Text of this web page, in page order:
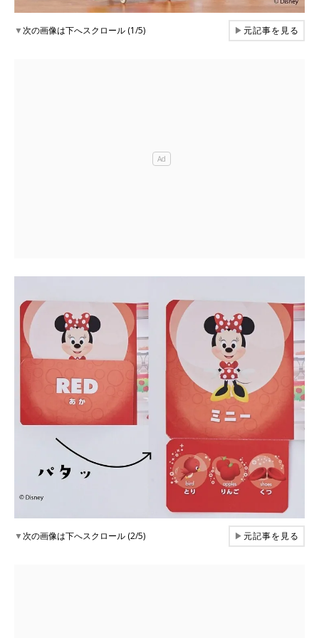
▼次の画像は下へスクロール (1/5) ▶元記事を見る
▼次の画像は下へスクロール (2/5) ▶元記事を見る